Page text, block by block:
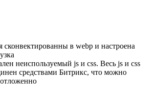
сконвектированны в webp и настроена
неиспользуемый js и css. Весь js и css
средствами Битрикс, что можно